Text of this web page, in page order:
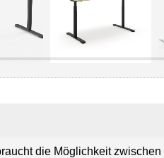
die Möglichkeit